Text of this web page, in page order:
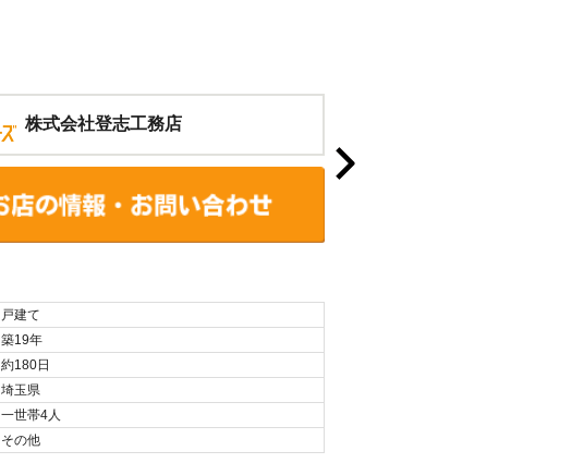
株式会社登志工務店
戸建て
築19年
約180日
埼玉県
一世帯4人
その他